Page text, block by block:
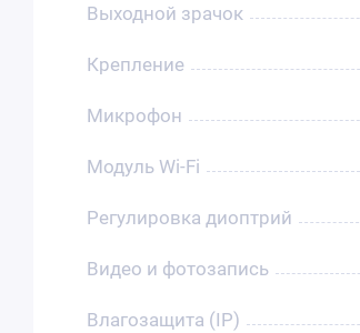
Выходной зрачок
Крепление
Микрофон
Модуль Wi-Fi
Регулировка диоптрий
Видео и фотозапись
Влагозащита (IP)